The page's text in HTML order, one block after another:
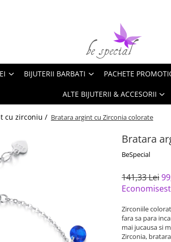
BIJUTERII BARBATI PACHETE
ALTE BIJUTERII & ACCESORII
cu zirconiu / Bratara argint cu Zirconia colorate
Bratara
BeSpecial
141,33 Lei
Zirconiile
fara sa para
mai jucausa si
Zirconia,